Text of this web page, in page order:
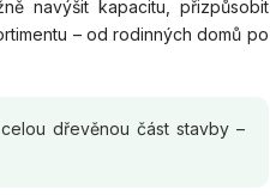
navýšit kapacitu, přizpůsobit
– od rodinných domů po
dřevěnou část stavby –